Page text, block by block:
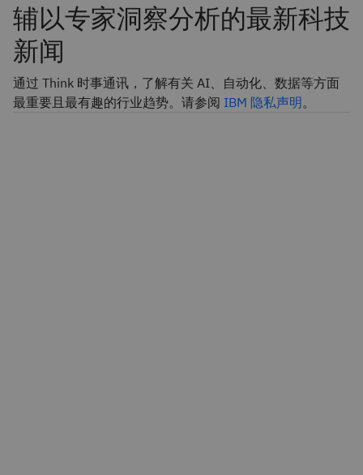
辅以专家洞察分析的最新科技
新闻
通过 Think 时事通讯，了解有关 AI、自动化、数据等方面
最重要且最有趣的行业趋势。请参阅 IBM 隐私声明。